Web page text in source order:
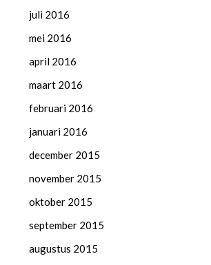
juli 2016
mei 2016
april 2016
maart 2016
februari 2016
januari 2016
december 2015
november 2015
oktober 2015
september 2015
augustus 2015